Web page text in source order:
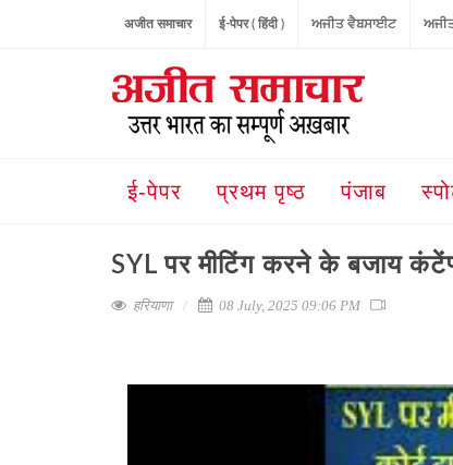
अजीत समाचार ई-पेपर ( हिंदी ) ਅਜੀਤ ਵੈਬਸਾਈਟ
ई-पेपर प्रथम पृष्ठ पंजाब
SYL पर मीटिंग करने के बजाय
हरियाणा 08 July, 2025 09:06 PM